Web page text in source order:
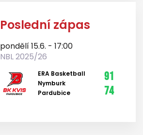
Poslední zápas
pondělí 15.6. - 17:00
NBL 2025/26
ERA Basketball
Nymburk
Pardubice
91
74